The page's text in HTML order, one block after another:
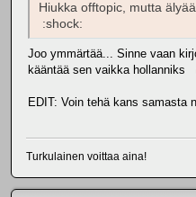
Hiukka offtopic, mutta
:shock:
Joo ymmärtää... Sinne vaan
kääntää sen vaikka hollanniks
EDIT: Voin tehä kans samasta
Turkulainen voittaa aina!